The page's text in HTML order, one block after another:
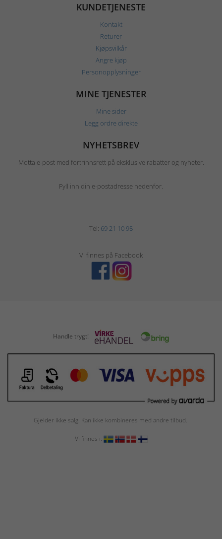
KUNDETJENESTE
Kontakt
Returer
Kjøpsvilkår
Angre kjøp
Personopplysninger
MINE TJENESTER
Mine sider
Legg ordre direkte
NYHETSBREV
Motta e-post med fortrinnsrett på eksklusive rabatter og nyheter.
Fyll inn din e-postadresse nedenfor.
Tel: 69 21 10 95
Vi finnes på Facebook
Handle trygt!
Gjelder ikke salg. Kan ikke kombineres med andre tilbud.
Vi finnes i: